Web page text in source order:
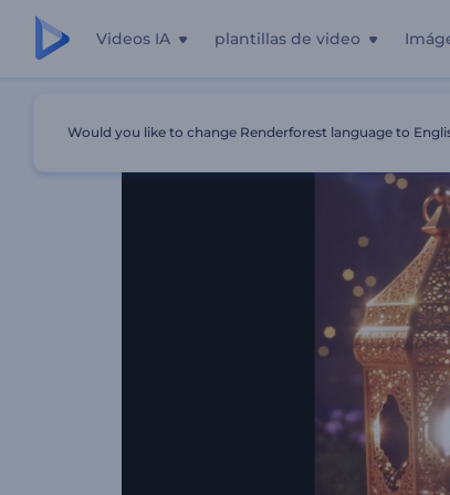
Videos IA plantillas de video
Would you like to change Renderforest language to